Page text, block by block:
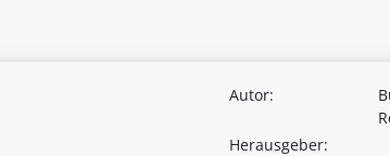
Autor:
Herausgeber: